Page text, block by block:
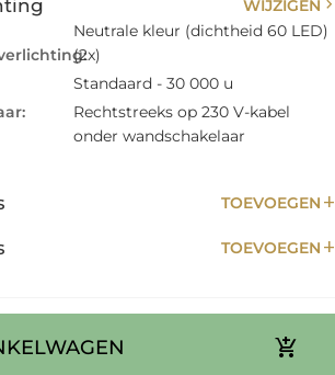
WIJZIGEN
Neutrale kleur (dichtheid 60 LED)
(2x)
Standaard - 30 000 u
Rechtstreeks op 230 V-kabel
onder wandschakelaar
TOEVOEGEN add
TOEVOEGEN add
add_shopping_cart